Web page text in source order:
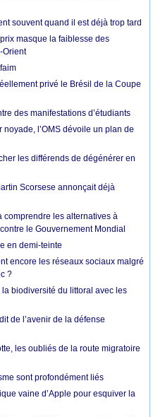
souvent quand il est déjà trop tard
masque la faiblesse des
Orient
privé le Brésil de la Coupe
des manifestations d’étudiants
l’OMS dévoile un plan de
les différends de dégénérer en
Scorsese annonçait déjà
comprendre les alternatives à
le Gouvernement Mondial
en demi-teinte
encore les réseaux sociaux malgré
?
biodiversité du littoral avec les
de l’avenir de la défense
les oubliés de la route migratoire
sont profondément liés
vaine d’Apple pour esquiver la